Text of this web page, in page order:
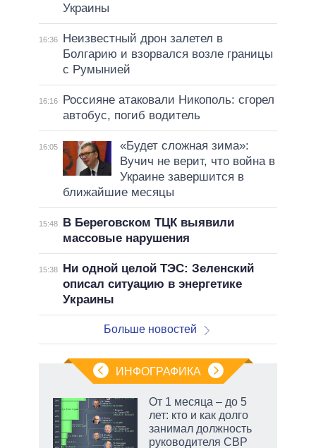
Украины
16:36
Неизвестный дрон залетел в
Болгарию и взорвался возле границы
с Румынией
16:16
Россияне атаковали Никополь: сгорел
автобус, погиб водитель
16:05
«Будет сложная зима»:
Вучич не верит, что война в
Украине завершится в
ближайшие месяцы
15:48
В Береговском ТЦК выявили
массовые нарушения
15:38
Ни одной целой ТЭС: Зеленский
описал ситуацию в энергетике
Украины
Больше новостей
ИНФОГРАФИКА
От 1 месяца – до 5
лет: кто и как долго
занимал должность
руководителя СВР